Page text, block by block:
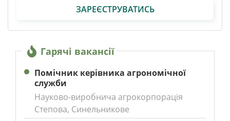
ЗАРЕЄСТРУВАТИСЬ
Гарячі вакансії
Помічник керівника агрономічної
служби
Науково-виробнича агрокорпорація
Степова, Синельникове